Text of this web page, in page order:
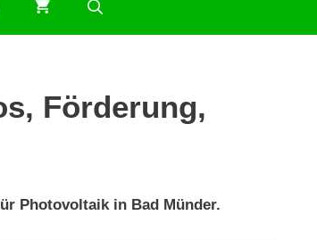
Förderung,
Photovoltaik in Bad Münder.